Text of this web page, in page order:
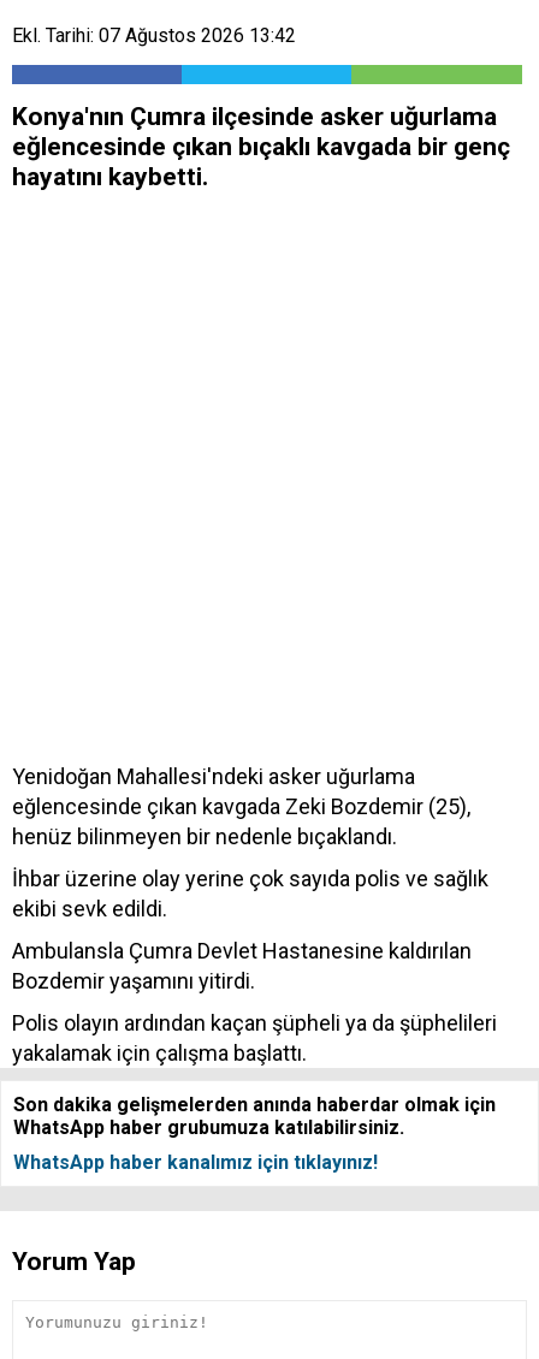
Ekl. Tarihi: 07 Ağustos 2026 13:42
Konya'nın Çumra ilçesinde asker uğurlama
eğlencesinde çıkan bıçaklı kavgada bir genç
hayatını kaybetti.
Yenidoğan Mahallesi'ndeki asker uğurlama
eğlencesinde çıkan kavgada Zeki Bozdemir (25),
henüz bilinmeyen bir nedenle bıçaklandı.
İhbar üzerine olay yerine çok sayıda polis ve sağlık
ekibi sevk edildi.
Ambulansla Çumra Devlet Hastanesine kaldırılan
Bozdemir yaşamını yitirdi.
Polis olayın ardından kaçan şüpheli ya da şüphelileri
yakalamak için çalışma başlattı.
Son dakika gelişmelerden anında haberdar olmak için
WhatsApp haber grubumuza katılabilirsiniz.
WhatsApp haber kanalımız için tıklayınız!
Yorum Yap